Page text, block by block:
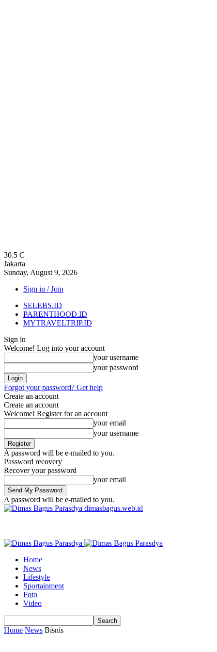
30.5 C
Jakarta
Sunday, August 9, 2026
Sign in / Join
SELEBS.ID
PARENTHOOD.ID
MYTRAVELTRIP.ID
Sign in
Welcome! Log into your account
your username
your password
Forgot your password? Get help
Create an account
Create an account
Welcome! Register for an account
your email
your username
A password will be e-mailed to you.
Password recovery
Recover your password
your email
A password will be e-mailed to you.
dimasbagus.web.id
Home
News
Lifestyle
Sportainment
Foto
Video
Home News Bisnis